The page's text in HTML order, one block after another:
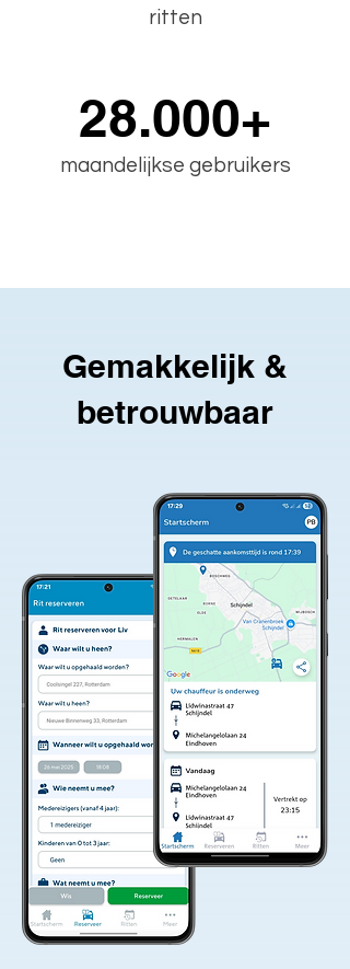
ritten
28.000+
28.000+
maandelijkse gebruikers
Gemakkelijk &
betrouwbaar